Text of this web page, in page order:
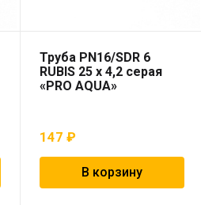
Труба PN16/SDR 6
RUBIS 25 x 4,2 серая
«PRO AQUA»
147₽
В корзину